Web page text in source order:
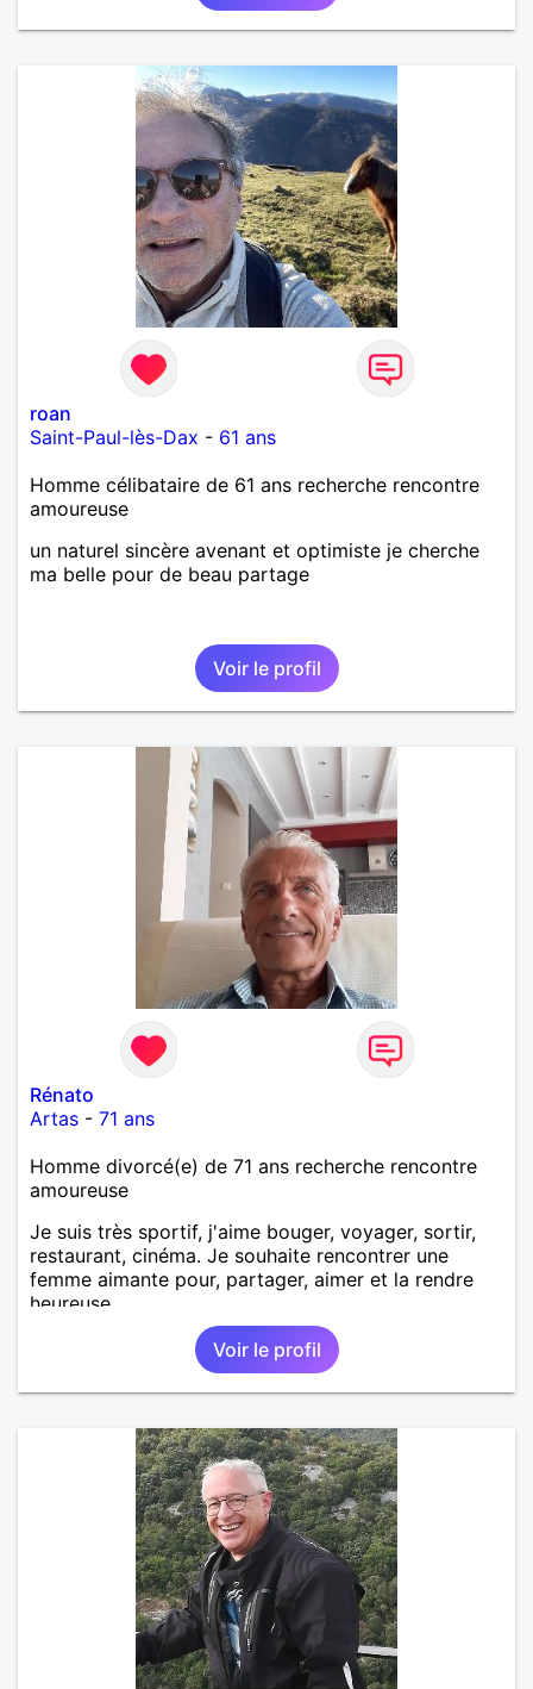
roan
Saint-Paul-lès-Dax - 61 ans
Homme célibataire de 61 ans recherche rencontre
amoureuse
un naturel sincère avenant et optimiste je cherche
ma belle pour de beau partage
Voir le profil
Rénato
Artas - 71 ans
Homme divorcé(e) de 71 ans recherche rencontre
amoureuse
Je suis très sportif, j'aime bouger, voyager, sortir,
restaurant, cinéma. Je souhaite rencontrer une
femme aimante pour, partager, aimer et la rendre
heureuse.
Voir le profil